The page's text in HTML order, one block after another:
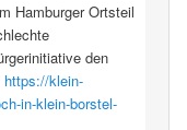
Hamburger Ortsteil
den
https://klein-
in-klein-borstel-